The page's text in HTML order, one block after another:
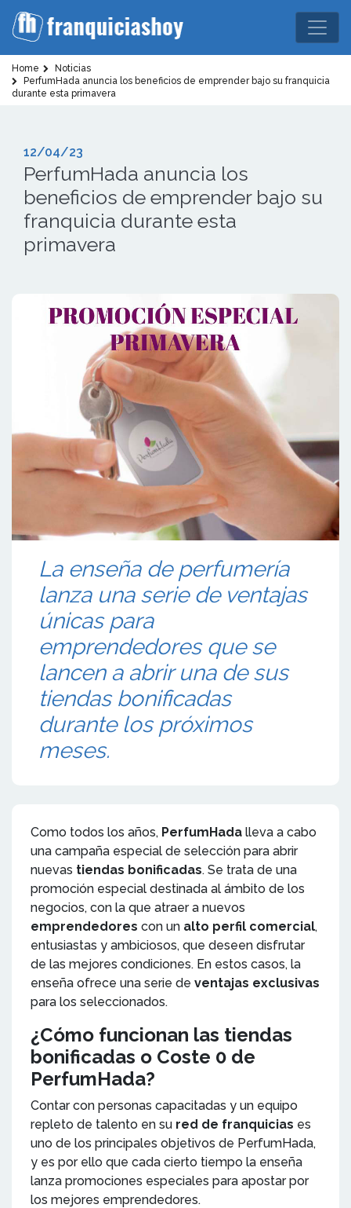
Home
Noticias
PerfumHada anuncia los beneficios de emprender bajo su franquicia
durante esta primavera
12/04/23
PerfumHada anuncia los
beneficios de emprender bajo su
franquicia durante esta
primavera
La enseña de perfumería
lanza una serie de ventajas
únicas para
emprendedores que se
lancen a abrir una de sus
tiendas bonificadas
durante los próximos
meses.
Como todos los años, PerfumHada lleva a cabo
una campaña especial de selección para abrir
nuevas tiendas bonificadas. Se trata de una
promoción especial destinada al ámbito de los
negocios, con la que atraer a nuevos
emprendedores con un alto perfil comercial,
entusiastas y ambiciosos, que deseen disfrutar
de las mejores condiciones. En estos casos, la
enseña ofrece una serie de ventajas exclusivas
para los seleccionados.
¿Cómo funcionan las tiendas
bonificadas o Coste 0 de
PerfumHada?
Contar con personas capacitadas y un equipo
repleto de talento en su red de franquicias es
uno de los principales objetivos de PerfumHada,
y es por ello que cada cierto tiempo la enseña
lanza promociones especiales para apostar por
los mejores emprendedores.